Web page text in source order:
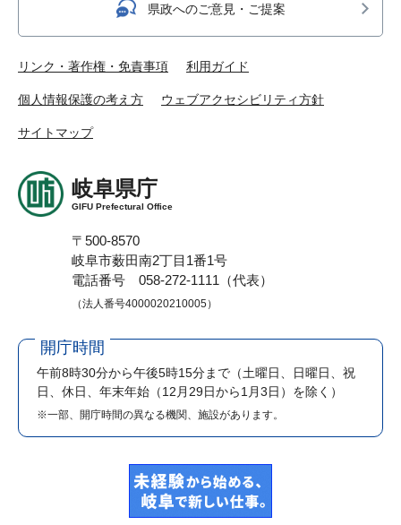
県政へのご意見・ご提案
リンク・著作権・免責事項 利用ガイド
個人情報保護の考え方 ウェブアクセシビリティ方針
サイトマップ
岐阜県庁
GIFU Prefectural Office
〒500-8570
岐阜市薮田南2丁目1番1号
電話番号 058-272-1111（代表）
（法人番号4000020210005）
開庁時間
午前8時30分から午後5時15分まで （土曜日、日曜日、祝
日、休日、年末年始（12月29日から1月3日）を除く）
※一部、開庁時間の異なる機関、施設があります。